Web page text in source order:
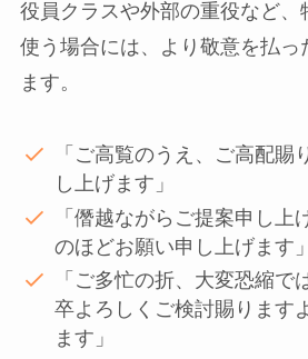
役員クラスや外部の重役など、
使う場合には、より敬意を払っ
ます。
「ご高覧のうえ、ご高配賜
し上げます」
「僭越ながらご提案申し上
のほどお願い申し上げます」
「ご多忙の折、大変恐縮で
卒よろしくご検討賜ります
ます」